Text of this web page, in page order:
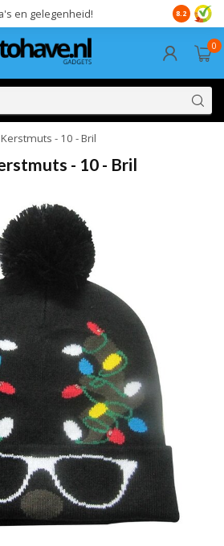
en gelegenheid! 8.2
0
- 10 - Bril
- 10 - Bril